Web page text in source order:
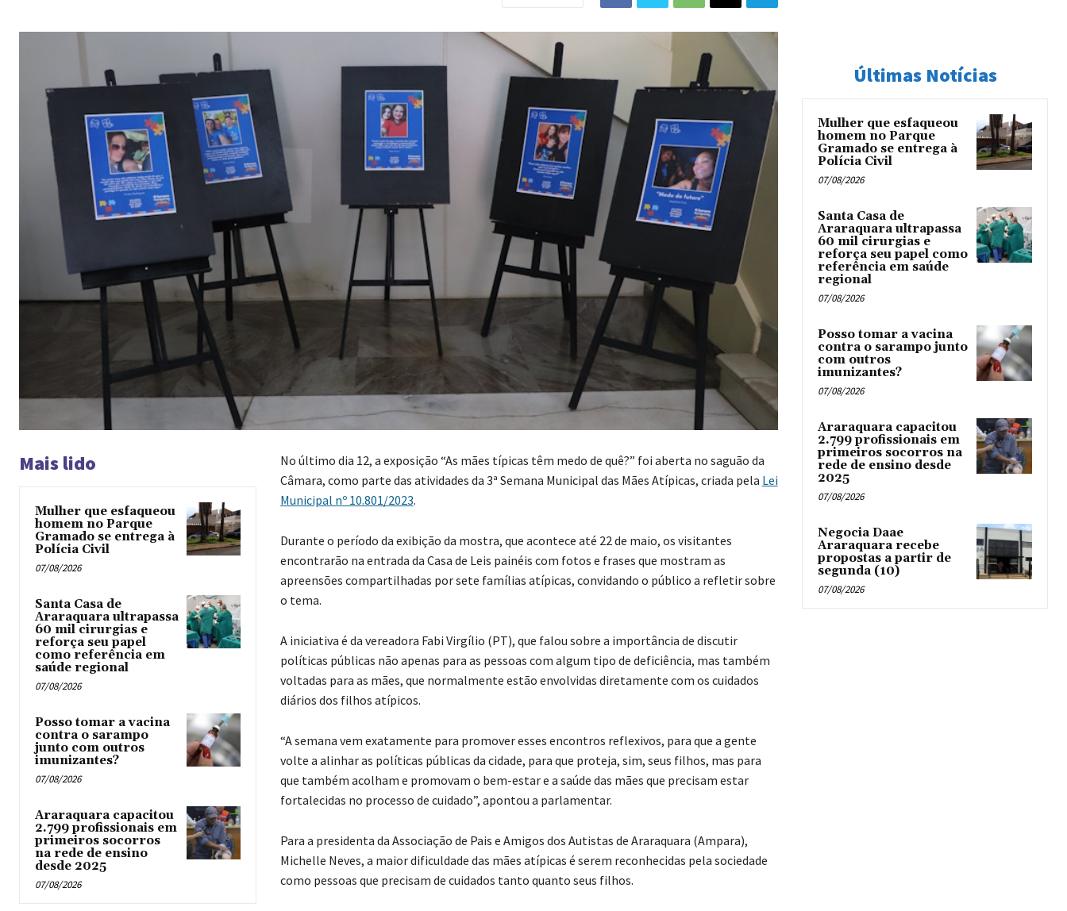
Mais lido
Mulher que esfaqueou
homem no Parque
Gramado se entrega à
Polícia Civil
07/08/2026
Santa Casa de
Araraquara ultrapassa
60 mil cirurgias e
reforça seu papel
como referência em
saúde regional
07/08/2026
Posso tomar a vacina
contra o sarampo
junto com outros
imunizantes?
07/08/2026
Araraquara capacitou
2.799 profissionais em
primeiros socorros
na rede de ensino
desde 2025
07/08/2026
No último dia 12, a exposição “As mães típicas têm medo de quê?” foi aberta no saguão da
Câmara, como parte das atividades da 3ª Semana Municipal das Mães Atípicas, criada pela Lei
Municipal nº 10.801/2023.
Durante o período da exibição da mostra, que acontece até 22 de maio, os visitantes
encontrarão na entrada da Casa de Leis painéis com fotos e frases que mostram as
apreensões compartilhadas por sete famílias atípicas, convidando o público a refletir sobre
o tema.
A iniciativa é da vereadora Fabi Virgílio (PT), que falou sobre a importância de discutir
políticas públicas não apenas para as pessoas com algum tipo de deficiência, mas também
voltadas para as mães, que normalmente estão envolvidas diretamente com os cuidados
diários dos filhos atípicos.
“A semana vem exatamente para promover esses encontros reflexivos, para que a gente
volte a alinhar as políticas públicas da cidade, para que proteja, sim, seus filhos, mas para
que também acolham e promovam o bem-estar e a saúde das mães que precisam estar
fortalecidas no processo de cuidado”, apontou a parlamentar.
Para a presidenta da Associação de Pais e Amigos dos Autistas de Araraquara (Ampara),
Michelle Neves, a maior dificuldade das mães atípicas é serem reconhecidas pela sociedade
como pessoas que precisam de cuidados tanto quanto seus filhos.
Últimas Notícias
Mulher que esfaqueou
homem no Parque
Gramado se entrega à
Polícia Civil
07/08/2026
Santa Casa de
Araraquara ultrapassa
60 mil cirurgias e
reforça seu papel como
referência em saúde
regional
07/08/2026
Posso tomar a vacina
contra o sarampo junto
com outros
imunizantes?
07/08/2026
Araraquara capacitou
2.799 profissionais em
primeiros socorros na
rede de ensino desde
2025
07/08/2026
Negocia Daae
Araraquara recebe
propostas a partir de
segunda (10)
07/08/2026